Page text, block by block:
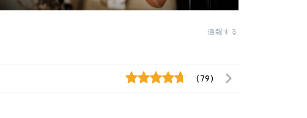
通報する
(79)